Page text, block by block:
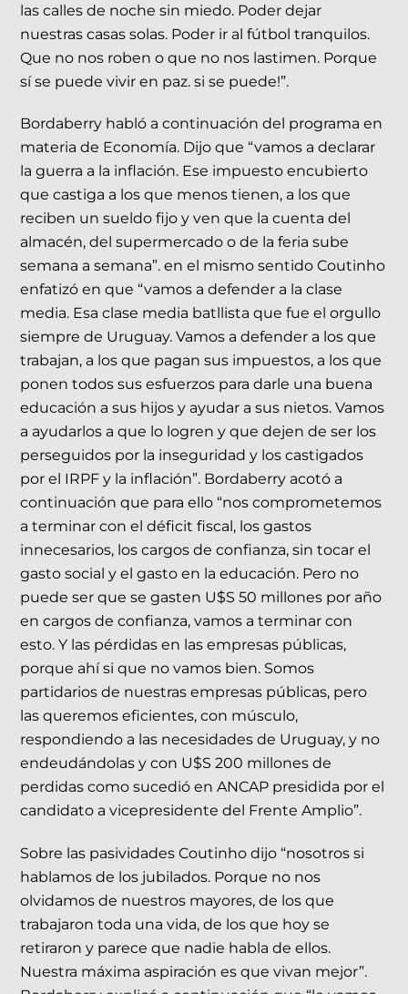
las calles de noche sin miedo. Poder dejar
nuestras casas solas. Poder ir al fútbol tranquilos.
Que no nos roben o que no nos lastimen. Porque
sí se puede vivir en paz. si se puede!”.
Bordaberry habló a continuación del programa en
materia de Economía. Dijo que “vamos a declarar
la guerra a la inflación. Ese impuesto encubierto
que castiga a los que menos tienen, a los que
reciben un sueldo fijo y ven que la cuenta del
almacén, del supermercado o de la feria sube
semana a semana”. en el mismo sentido Coutinho
enfatizó en que “vamos a defender a la clase
media. Esa clase media batllista que fue el orgullo
siempre de Uruguay. Vamos a defender a los que
trabajan, a los que pagan sus impuestos, a los que
ponen todos sus esfuerzos para darle una buena
educación a sus hijos y ayudar a sus nietos. Vamos
a ayudarlos a que lo logren y que dejen de ser los
perseguidos por la inseguridad y los castigados
por el IRPF y la inflación”. Bordaberry acotó a
continuación que para ello “nos comprometemos
a terminar con el déficit fiscal, los gastos
innecesarios, los cargos de confianza, sin tocar el
gasto social y el gasto en la educación. Pero no
puede ser que se gasten U$S 50 millones por año
en cargos de confianza, vamos a terminar con
esto. Y las pérdidas en las empresas públicas,
porque ahí si que no vamos bien. Somos
partidarios de nuestras empresas públicas, pero
las queremos eficientes, con músculo,
respondiendo a las necesidades de Uruguay, y no
endeudándolas y con U$S 200 millones de
perdidas como sucedió en ANCAP presidida por el
candidato a vicepresidente del Frente Amplio”.
Sobre las pasividades Coutinho dijo “nosotros si
hablamos de los jubilados. Porque no nos
olvidamos de nuestros mayores, de los que
trabajaron toda una vida, de los que hoy se
retiraron y parece que nadie habla de ellos.
Nuestra máxima aspiración es que vivan mejor”.